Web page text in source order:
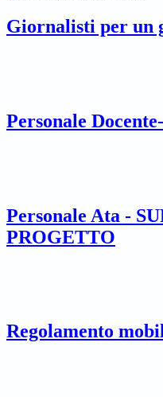
Giornalisti per un
Personale
Personale Ata -
PROGETTO
Regolamento